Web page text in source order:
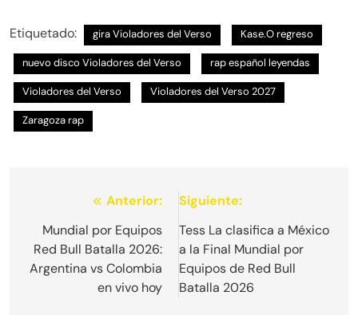
Etiquetado: gira Violadores del Verso Kase.O regreso
nuevo disco Violadores del Verso rap español leyendas
Violadores del Verso Violadores del Verso 2027
Zaragoza rap
Navegación
de
entradas
Anterior:
Mundial por Equipos
Red Bull Batalla 2026:
Argentina vs Colombia
en vivo hoy
Siguiente:
Tess La clasifica a México
a la Final Mundial por
Equipos de Red Bull
Batalla 2026